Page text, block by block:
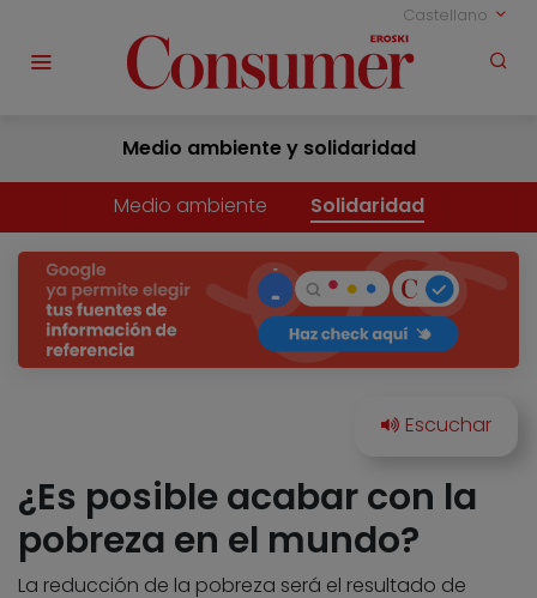
Castellano
Medio ambiente y solidaridad
Medio ambiente Solidaridad
¿Es posible acabar con la
pobreza en el mundo?
La reducción de la pobreza será el resultado de